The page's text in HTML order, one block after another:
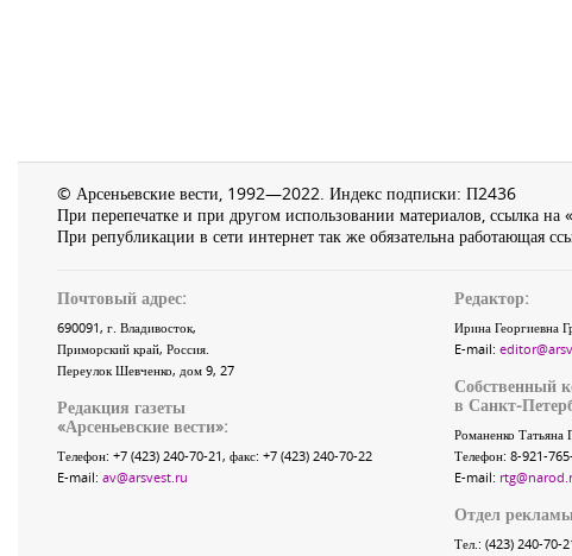
© Арсеньевские вести, 1992—2022. Индекс подписки: П2436
При перепечатке и при другом использовании материалов, ссылка на
При републикации в сети интернет так же обязательна работающая
Почтовый адрес:
690091, г. Владивосток,
Приморский край, Россия.
Переулок Шевченко, дом 9, 27
Редакция газеты
«Арсеньевские вести»:
Телефон: +7 (423) 240-70-21, факс: +7 (423) 240-70-22
E-mail: av@arsvest.ru
Редактор:
Ирина Георгиевна
E-mail:
Собственный
в Санкт-
Романенко Татьяна
Телефон: 8-921-
E-mail:
Отдел
Тел.: (423) 240-70-